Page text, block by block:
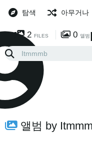
탐색 아무거나
2 FILES 0 앨범
앨범 by